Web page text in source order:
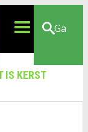
IS KERST
Ga